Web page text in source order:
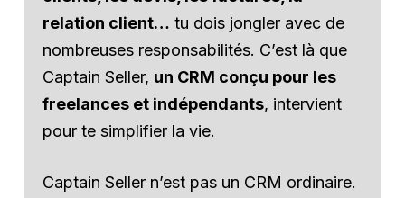
relation client… tu dois jongler avec de
nombreuses responsabilités. C’est là que
Captain Seller, un CRM conçu pour les
freelances et indépendants, intervient
pour te simplifier la vie.
Captain Seller n’est pas un CRM ordinaire.